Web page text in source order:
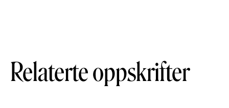
Relaterte oppskrifter